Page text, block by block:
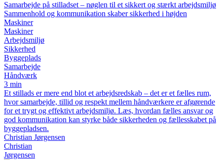
Samarbejde på stilladset – nøglen til et sikkert og stærkt arbejdsmiljø
Sammenhold og kommunikation skaber sikkerhed i højden
Maskiner
Maskiner
Arbejdsmiljø
Sikkerhed
Byggeplads
Samarbejde
Håndværk
3 min
Et stillads er mere end blot et arbejdsredskab – det er et fælles rum,
hvor samarbejde, tillid og respekt mellem håndværkere er afgørende
for et trygt og effektivt arbejdsmiljø. Læs, hvordan fælles ansvar og
god kommunikation kan styrke både sikkerheden og fællesskabet på
byggepladsen.
Christian Jørgensen
Christian
Jørgensen